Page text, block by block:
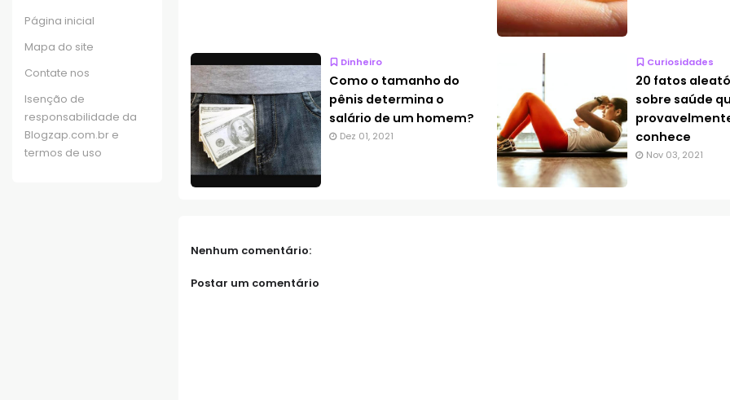
Página inicial
Mapa do site
Contate nos
Isenção de
responsabilidade da
Blogzap.com.br e
termos de uso
Dinheiro
Como o tamanho do
pênis determina o
salário de um homem?
Dez 01, 2021
Curiosidades
20 fatos
sobre saúde
conhece
Nov 03, 2021
Nenhum comentário:
Postar um comentário